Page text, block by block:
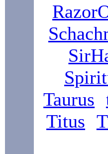
Taurus
Titus